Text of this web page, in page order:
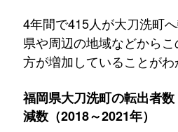
4年間で415人が大刀洗町
県や周辺の地域などから
方が増加していることがわ
福岡県大刀洗町の転出者
減数（2018～2021年）